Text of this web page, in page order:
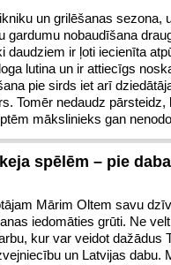
un grilēšanas sezona,
gardumu nobaudīšana
daudziem ir ļoti iecienīta
lutina un ir attiecīgs
pie sirds iet arī
Tomēr nedaudz pārsteidz,
mākslinieks gan
spēlēm – pie
Mārim Oltem savu
iedomāties grūti. Ne
kur var veidot dažādus
un Latvijas dabu.